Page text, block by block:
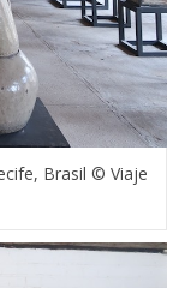
Brasil © Viaje